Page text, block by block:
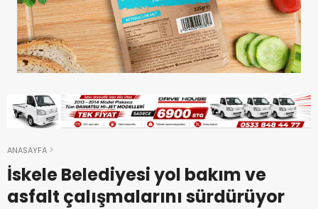
ANASAYFA
İskele Belediyesi yol bakım ve
asfalt çalışmalarını sürdürüyor